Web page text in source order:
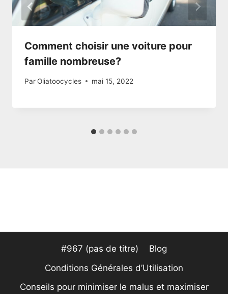
Comment choisir une voiture pour
famille nombreuse?
ParOliatoocycles mai 15, 2022
#967 (pas de titre)
Blog
Conditions Générales d’Utilisation
Conseils pour minimiser le malus et maximiser